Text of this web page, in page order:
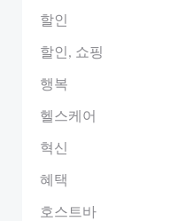
할인
할인, 쇼핑
행복
헬스케어
혁신
혜택
호스트바